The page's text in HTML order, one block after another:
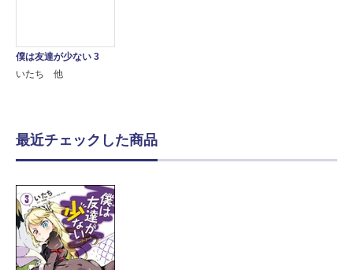
僕は友達が少ない 3
いたち 他
最近チェックした商品